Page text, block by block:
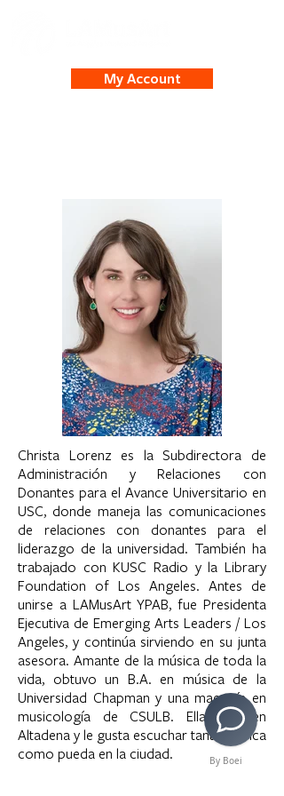
My Account
Christa Lorenz es la Subdirectora de
Administración y Relaciones con
Donantes para el Avance Universitario en
USC, donde maneja las comunicaciones
de relaciones con donantes para el
liderazgo de la universidad. También ha
trabajado con KUSC Radio y la Library
Foundation of Los Angeles. Antes de
unirse a LAMusArt YPAB, fue Presidenta
Ejecutiva de Emerging Arts Leaders / Los
Angeles, y continúa sirviendo en su junta
asesora. Amante de la música de toda la
vida, obtuvo un B.A. en música de la
Universidad Chapman y una maestría en
musicología de CSULB. Ella vive en
Altadena y le gusta escuchar tanta música
como pueda en la ciudad.
By Boei